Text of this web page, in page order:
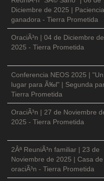
Diciembre de 2025 | Paciencia
ganadora - Tierra Prometida
OraciÃ³n | 04 de Diciembre de
2025 - Tierra Prometida
Conferencia NEOS 2025 | "Un
lugar para Ã‰l" | Segunda
Tierra Prometida
OraciÃ³n | 27 de Noviembre
2025 - Tierra Prometida
2Âª ReuniÃ³n familiar | 23 de
Noviembre de 2025 | Casa de
oraciÃ³n - Tierra Prometida